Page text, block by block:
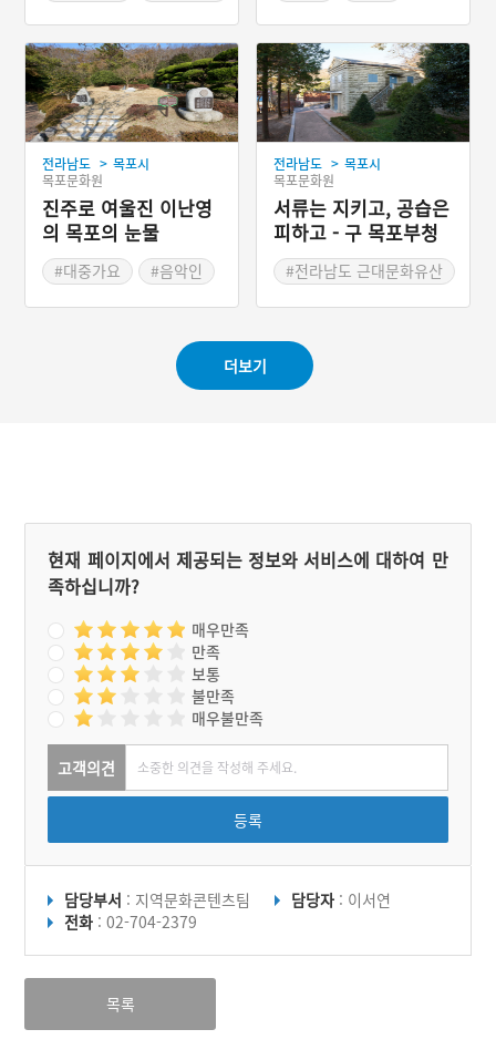
#근대종교시설
#목포 근대유산
#목포 가볼만한곳
전라남도 > 목포시
목포문화원
진주로 여울진 이난영
의 목포의 눈물
#대중가요
#음악인
전라남도 > 목포시
목포문화원
서류는 지키고, 공습은
피하고 - 구 목포부청
서고 및 방공호
#전라남도 근대문화유산
더보기
현재 페이지에서 제공되는 정보와 서비스에 대하여 만
족하십니까?
매우만족
만족
보통
불만족
매우불만족
고객의견
등록
담당부서 : 지역문화콘텐츠팀 담당자 : 이서연
전화 : 02-704-2379
목록